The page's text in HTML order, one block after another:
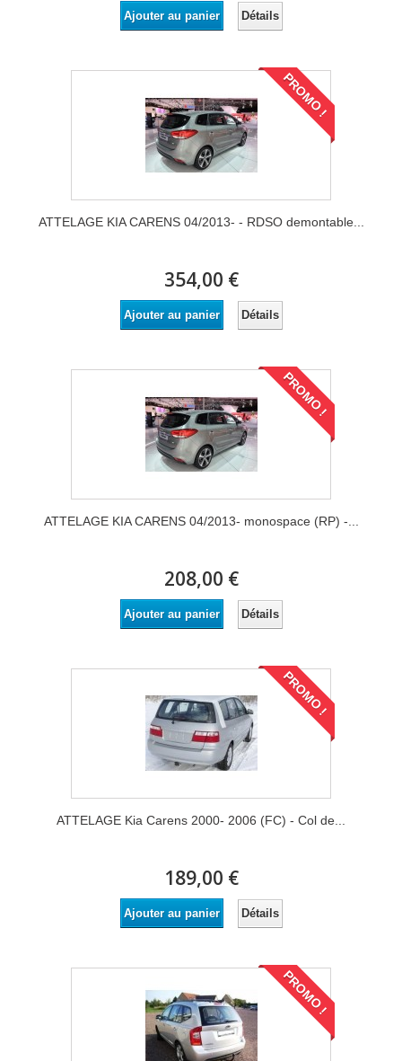
Ajouter au panier Détails
PROMO !
ATTELAGE KIA CARENS 04/2013- - RDSO demontable...
354,00 €
Ajouter au panier Détails
PROMO !
ATTELAGE KIA CARENS 04/2013- monospace (RP) -...
208,00 €
Ajouter au panier Détails
PROMO !
ATTELAGE Kia Carens 2000- 2006 (FC) - Col de...
189,00 €
Ajouter au panier Détails
PROMO !